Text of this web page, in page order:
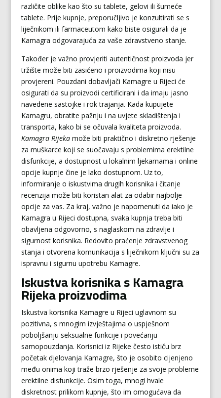
različite oblike kao što su tablete, gelovi ili šumeće
tablete. Prije kupnje, preporučljivo je konzultirati se s
liječnikom ili farmaceutom kako biste osigurali da je
Kamagra odgovarajuća za vaše zdravstveno stanje.
Također je važno provjeriti autentičnost proizvoda jer
tržište može biti zasićeno i proizvodima koji nisu
provjereni. Pouzdani dobavljači Kamagre u Rijeci će
osigurati da su proizvodi certificirani i da imaju jasno
navedene sastojke i rok trajanja. Kada kupujete
Kamagru, obratite pažnju i na uvjete skladištenja i
transporta, kako bi se očuvala kvaliteta proizvoda.
Kamagra Rijekamože biti praktično i diskretno rješenje
za muškarce koji se suočavaju s problemima erektilne
disfunkcije, a dostupnost u lokalnim ljekarnama i online
opcije kupnje čine je lako dostupnom. Uz to,
informiranje o iskustvima drugih korisnika i čitanje
recenzija može biti koristan alat za odabir najbolje
opcije za vas. Za kraj, važno je napomenuti da iako je
Kamagra u Rijeci dostupna, svaka kupnja treba biti
obavljena odgovorno, s naglaskom na zdravlje i
sigurnost korisnika. Redovito praćenje zdravstvenog
stanja i otvorena komunikacija s liječnikom ključni su za
ispravnu i sigurnu upotrebu Kamagre.
Iskustva korisnika s Kamagra
Rijeka proizvodima
Iskustva korisnika Kamagre u Rijeci uglavnom su
pozitivna, s mnogim izvještajima o uspješnom
poboljšanju seksualne funkcije i povećanju
samopouzdanja. Korisnici iz Rijeke često ističu brz
početak djelovanja Kamagre, što je osobito cijenjeno
među onima koji traže brzo rješenje za svoje probleme
erektilne disfunkcije. Osim toga, mnogi hvale
diskretnost prilikom kupnje, što im omogućava da